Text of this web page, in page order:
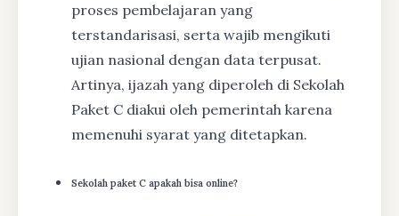
proses pembelajaran yang
terstandarisasi, serta wajib mengikuti
ujian nasional dengan data terpusat.
Artinya, ijazah yang diperoleh di Sekolah
Paket C diakui oleh pemerintah karena
memenuhi syarat yang ditetapkan.
Sekolah paket C apakah bisa online?